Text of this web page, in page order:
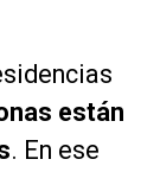
están
. En ese